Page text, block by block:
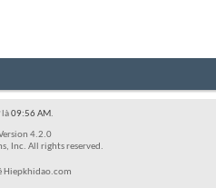
là09:56 AM.
4.2.0
Inc. All rights reserved.
Hiepkhidao.com